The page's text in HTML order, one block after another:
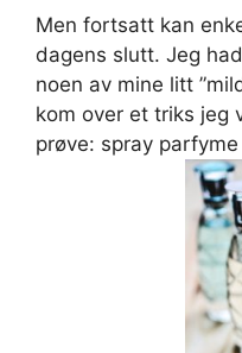
Men fortsatt kan
dagens slutt. Jeg
noen av mine litt
kom over et triks jeg
prøve: spray